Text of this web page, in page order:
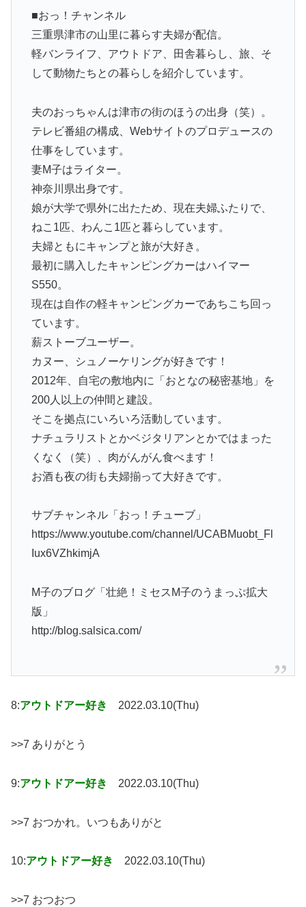
■おっ！チャンネル
三重県津市の山里に暮らす夫婦が配信。
軽バンライフ、アウトドア、田舎暮らし、旅、そ
して動物たちとの暮らしを紹介しています。
夫のおっちゃんは津市の街のほうの出身（笑）。
テレビ番組の構成、Webサイトのプロデュースの
仕事をしています。
妻M子はライター。
神奈川県出身です。
娘が大学で県外に出たため、現在夫婦ふたりで、
ねこ1匹、わんこ1匹と暮らしています。
夫婦ともにキャンプと旅が大好き。
最初に購入したキャンピングカーはハイマー
S550。
現在は自作の軽キャンピングカーであちこち回っ
ています。
薪ストーブユーザー。
カヌー、シュノーケリングが好きです！
2012年、自宅の敷地内に「おとなの秘密基地」を
200人以上の仲間と建設。
そこを拠点にいろいろ活動しています。
ナチュラリストとかベジタリアンとかではまった
くなく（笑）、肉がんがん食べます！
お酒も夜の街も夫婦揃って大好きです。
サブチャンネル「おっ！チューブ」
https://www.youtube.com/channel/UCABMuobt_Fl
Iux6VZhkimjA
M子のブログ「壮絶！ミセスM子のうまっぷ拡大
版」
http://blog.salsica.com/
8:アウトドアー好き 2022.03.10(Thu)
>>7 ありがとう
9:アウトドアー好き 2022.03.10(Thu)
>>7 おつかれ。いつもありがと
10:アウトドアー好き 2022.03.10(Thu)
>>7 おつおつ